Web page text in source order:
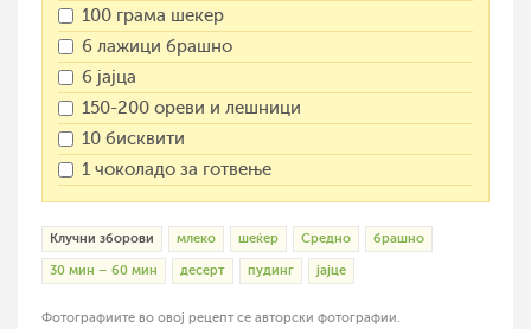
100 грама шекер
6 лажици брашно
6 јајца
150-200 ореви и лешници
10 бисквити
1 чоколадо за готвење
Клучни зборови млеко шеќер Средно брашно
30 мин – 60 мин десерт пудинг јајце
Фотографиите во овој рецепт се авторски фотографии.